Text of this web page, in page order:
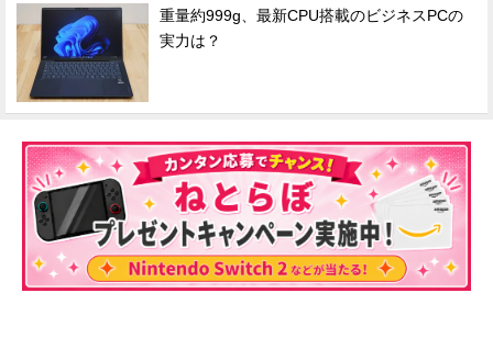
重量約999g、最新CPU搭載のビジネスPCの
実力は？